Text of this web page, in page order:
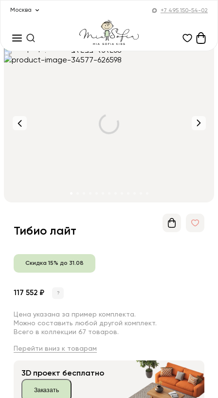
Москва +7 495 150-54-02
Тибио лайт
Скидка 15% до 31.08
117 552 ₽ ?
Цена указана за пример комплекта.
Можно составить любой другой комплект.
Всего в коллекции 67 товаров.
Перейти вниз к товарам
3D проект бесплатно
Заказать